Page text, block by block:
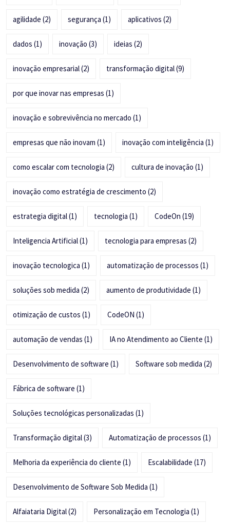
agilidade (2) segurança (1) aplicativos (2)
dados (1) inovação (3) ideias (2)
inovação empresarial(2) transformação digital(9)
por que inovar nas empresas (1)
inovação e sobrevivência no mercado (1)
empresas que não inovam (1) inovação com inteligência (1)
como escalar com tecnologia (2) cultura de inovação (1)
inovação como estratégia de crescimento (2)
estrategia digital(1) tecnologia (1) CodeOn (19)
Inteligencia Artificial(1) tecnologia para empresas (2)
inovação tecnologica (1) automatização de processos (1)
soluções sob medida (2) aumento de produtividade (1)
otimização de custos (1) CodeON (1)
automação de vendas (1) IA no Atendimento ao Cliente (1)
Desenvolvimento de software (1) Software sob medida (2)
Fábrica de software (1)
Soluções tecnológicas personalizadas (1)
Transformação digital(3) Automatização de processos (1)
Melhoria da experiência do cliente (1) Escalabilidade (17)
Desenvolvimento de Software Sob Medida (1)
Alfaiataria Digital(2) Personalização em Tecnologia (1)